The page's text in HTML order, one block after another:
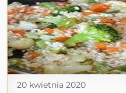
20 kwietnia 2020